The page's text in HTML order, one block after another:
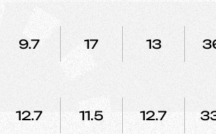
9.7 17 13
12.7 11.5 12.7